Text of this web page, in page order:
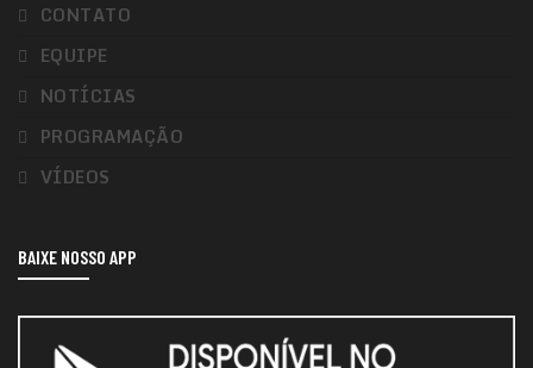
CONTATO
EQUIPE
NOTÍCIAS
PROGRAMAÇÃO
VÍDEOS
BAIXE NOSSO APP